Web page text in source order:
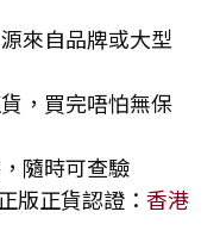
來自品牌或大型
，買完唔怕無保
隨時可查驗
版正貨認證： 香港